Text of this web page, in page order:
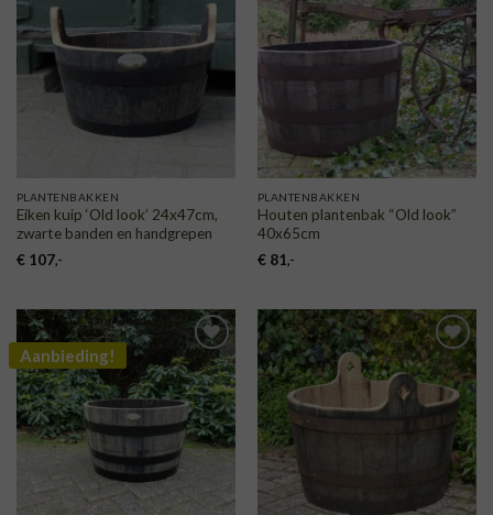
TOEVOEGEN
AAN
VERLANGLIJST
PLANTENBAKKEN
Eiken kuip ‘Old look’ 24x47cm,
zwarte banden en handgrepen
€107,-
TOEVOEGEN
AAN
VERLANGLIJST
PLANTENBAKKEN
Houten plantenbak “Old look”
40x65cm
€81,-
Aanbieding!
TOEVOEGEN
AAN
VERLANGLIJST
TOEVOEGEN
AAN
VERLANGLIJST